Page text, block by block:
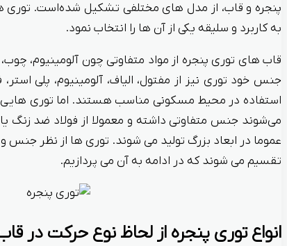
پنجره و قاب، از مدل های مختلفی تشکیل شده‌است. توری
به کاربرد و سلیقه یکی از آن ها را انتخاب نمود.
قاب های توری پنجره از مواد متفاوتی چون آلومینیوم،
جنس خود توری نیز از مفتول، الیاف، آلومینیوم، پلی
استفاده در محیط مسکونی مناسب هستند. اما توری هایی
می‌شوند جنس متفاوتی داشته و معمولا از فولاد ضد زنگ
عموما در ابعاد بزرگ تولید می شوند. توری ها از نظر جنس
تقسیم می شوند که در ادامه به آن می پردازیم.
انواع توری پنجره از لحاظ نوع حرکت در